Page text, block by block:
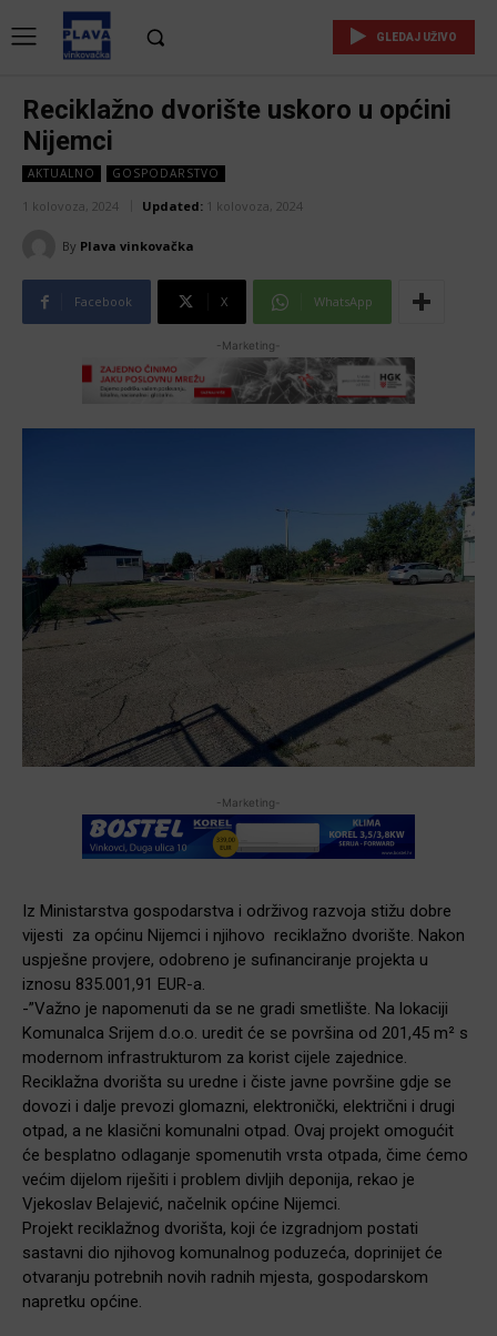
GLEDAJ UŽIVO
Reciklažno dvorište uskoro u općini
Nijemci
AKTUALNO GOSPODARSTVO
1 kolovoza, 2024 Updated: 1 kolovoza, 2024
By Plava vinkovačka
Facebook X WhatsApp
-Marketing-
-Marketing-
Iz Ministarstva gospodarstva i održivog razvoja stižu dobre
vijesti za općinu Nijemci i njihovo reciklažno dvorište. Nakon
uspješne provjere, odobreno je sufinanciranje projekta u
iznosu 835.001,91 EUR-a.
-”Važno je napomenuti da se ne gradi smetlište. Na lokaciji
Komunalca Srijem d.o.o. uredit će se površina od 201,45 m² s
modernom infrastrukturom za korist cijele zajednice.
Reciklažna dvorišta su uredne i čiste javne površine gdje se
dovozi i dalje prevozi glomazni, elektronički, električni i drugi
otpad, a ne klasični komunalni otpad. Ovaj projekt omogućit
će besplatno odlaganje spomenutih vrsta otpada, čime ćemo
većim dijelom riješiti i problem divljih deponija, rekao je
Vjekoslav Belajević, načelnik općine Nijemci.
Projekt reciklažnog dvorišta, koji će izgradnjom postati
sastavni dio njihovog komunalnog poduzeća, doprinijet će
otvaranju potrebnih novih radnih mjesta, gospodarskom
napretku općine.